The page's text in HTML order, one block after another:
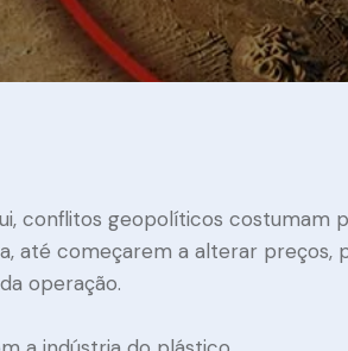
conflitos geopolíticos costumam
até começarem a alterar preços,
operação.